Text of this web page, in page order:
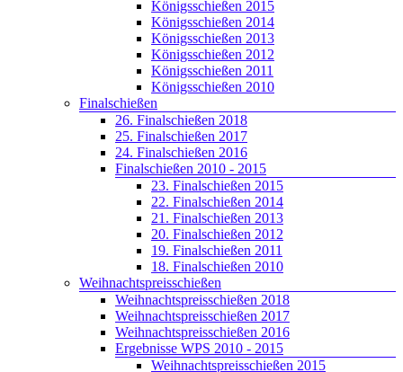
Königsschießen 2015
Königsschießen 2014
Königsschießen 2013
Königsschießen 2012
Königsschießen 2011
Königsschießen 2010
Finalschießen
26. Finalschießen 2018
25. Finalschießen 2017
24. Finalschießen 2016
Finalschießen 2010 - 2015
23. Finalschießen 2015
22. Finalschießen 2014
21. Finalschießen 2013
20. Finalschießen 2012
19. Finalschießen 2011
18. Finalschießen 2010
Weihnachtspreisschießen
Weihnachtspreisschießen 2018
Weihnachtspreisschießen 2017
Weihnachtspreisschießen 2016
Ergebnisse WPS 2010 - 2015
Weihnachtspreisschießen 2015